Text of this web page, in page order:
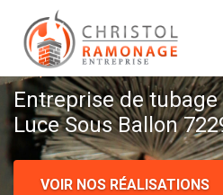
Entreprise de
Luce Sous Ballon
VOIR NOS RÉALISATIONS